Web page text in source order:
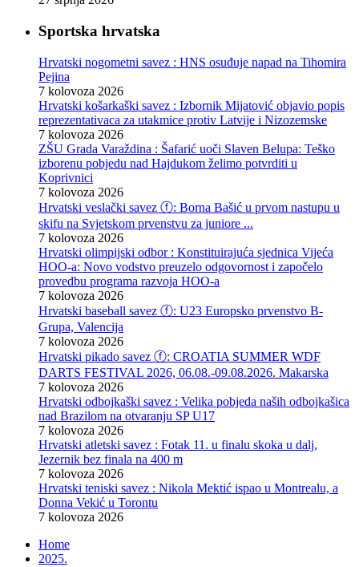
Sportska hrvatska
Hrvatski nogometni savez : HNS osuđuje napad na Tihomira
Pejina
7 kolovoza 2026
Hrvatski košarkaški savez : Izbornik Mijatović objavio popis
reprezentativaca za utakmice protiv Latvije i Nizozemske
7 kolovoza 2026
ZŠU Grada Varaždina : Šafarić uoči Slaven Belupa: Teško
izborenu pobjedu nad Hajdukom želimo potvrditi u
Koprivnici
7 kolovoza 2026
Hrvatski veslački savez ⓕ: Borna Bašić u prvom nastupu u
skifu na Svjetskom prvenstvu za juniore ...
7 kolovoza 2026
Hrvatski olimpijski odbor : Konstituirajuća sjednica Vijeća
HOO-a: Novo vodstvo preuzelo odgovornost i započelo
provedbu programa razvoja HOO-a
7 kolovoza 2026
Hrvatski baseball savez ⓕ: U23 Europsko prvenstvo B-
Grupa, Valencija
7 kolovoza 2026
Hrvatski pikado savez ⓕ: CROATIA SUMMER WDF
DARTS FESTIVAL 2026, 06.08.-09.08.2026. Makarska
7 kolovoza 2026
Hrvatski odbojkaški savez : Velika pobjeda naših odbojkašica
nad Brazilom na otvaranju SP U17
7 kolovoza 2026
Hrvatski atletski savez : Fotak 11. u finalu skoka u dalj,
Jezernik bez finala na 400 m
7 kolovoza 2026
Hrvatski teniski savez : Nikola Mektić ispao u Montrealu, a
Donna Vekić u Torontu
7 kolovoza 2026
Home
2025.